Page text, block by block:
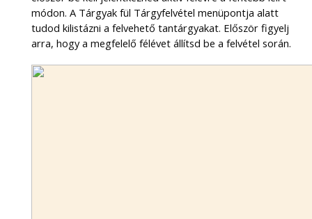
módon. A Tárgyak fül Tárgyfelvétel menüpontja alatt
tudod kilistázni a felvehető tantárgyakat. Először figyelj
arra, hogy a megfelelő félévet állítsd be a felvétel során.